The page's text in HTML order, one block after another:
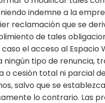
indemne a la
reclamación que se
de tales
caso el acceso al Espacio
ningún tipo de renuncia,
o cesión total ni parcial
salvo que se establezca
lo contrario. Las